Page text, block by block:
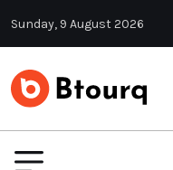
Sunday, 9 August 2026